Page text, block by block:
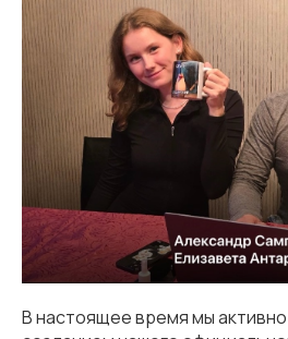
В настоящее время мы